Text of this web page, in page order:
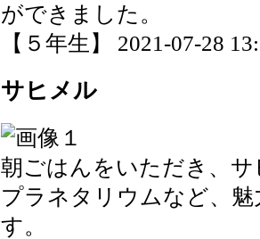
ができました。
【５年生】 2021-07-28
サヒメル
朝ごはんをいただき、
プラネタリウムなど、
す。